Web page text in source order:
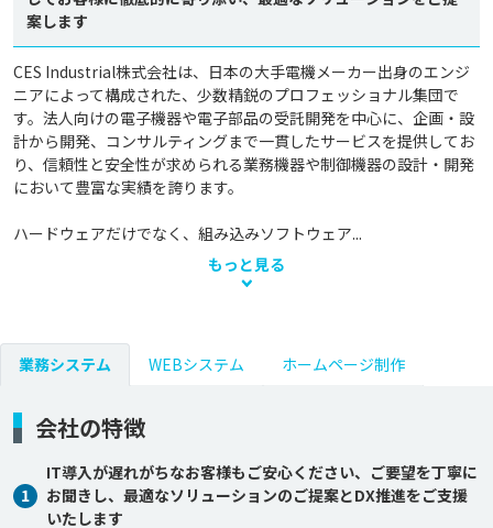
案します
CES Industrial株式会社は、日本の大手電機メーカー出身のエンジ
ニアによって構成された、少数精鋭のプロフェッショナル集団で
す。法人向けの電子機器や電子部品の受託開発を中心に、企画・設
計から開発、コンサルティングまで一貫したサービスを提供してお
り、信頼性と安全性が求められる業務機器や制御機器の設計・開発
において豊富な実績を誇ります。
ハードウェアだけでなく、組み込みソフトウェア...
もっと見る
業務システム WEBシステム ホームページ制作
会社の特徴
1
IT導入が遅れがちなお客様もご安心ください、ご要望を丁寧に
お聞きし、最適なソリューションのご提案とDX推進をご支援
いたします